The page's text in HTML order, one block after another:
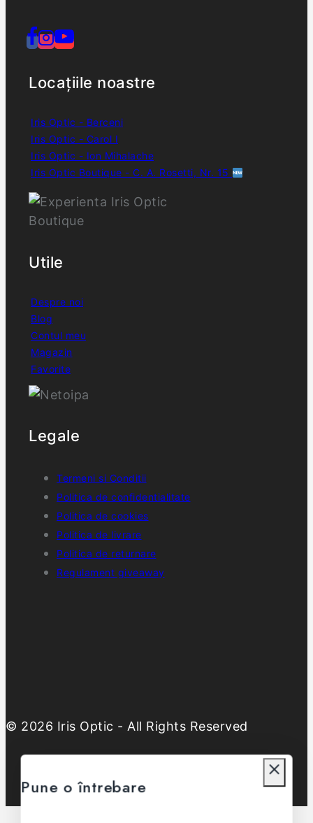
Locațiile noastre
Iris Optic - Berceni
Iris Optic - Carol I
Iris Optic - Ion Mihalache
Iris Optic Boutique - C. A. Rosetti, Nr. 15
Utile
Despre noi
Blog
Contul meu
Magazin
Favorite
Legale
Termeni si Conditii
Politica de confidentialitate
Politica de cookies
Politica de livrare
Politica de returnare
Regulament giveaway
© 2026 Iris Optic - All Rights Reserved
Pune o întrebare